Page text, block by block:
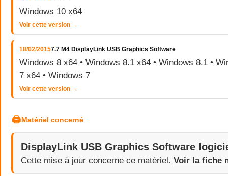
Windows 10 x64
Voir cette version →
18/02/20157.7 M4 DisplayLink USB Graphics Software
Windows 8 x64 • Windows 8.1 x64 • Windows 8.1 •
7 x64 • Windows 7
Voir cette version →
🖨Matériel concerné
DisplayLink USB Graphics Software
Cette mise à jour concerne ce matériel. Voir la fiche